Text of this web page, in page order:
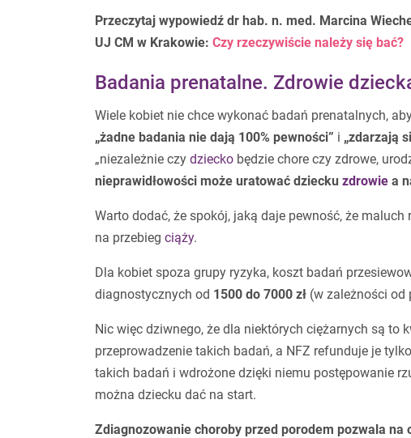
Przeczytaj wypowiedź dr hab. n. med. Marcina
UJ CM w Krakowie: Czy rzeczywiście należy się bać?
Badania prenatalne. Zdrowie
Wiele kobiet nie chce wykonać badań prenatalnych,
„żadne badania nie dają 100% pewności” i „zdarzają
„niezależnie czy dziecko będzie chore czy zdrowe,
nieprawidłowości może uratować dziecku zdrowie a
Warto dodać, że spokój, jaką daje pewność, że
na przebieg ciąży.
Dla kobiet spoza grupy ryzyka, koszt badań
diagnostycznych od 1500 do 7000 zł (w zależności od
Nic więc dziwnego, że dla niektórych ciężarnych są to
przeprowadzenie takich badań, a NFZ refunduje je
takich badań i wdrożone dzięki niemu postępowanie
można dziecku dać na start.
Zdiagnozowanie choroby przed porodem pozwala